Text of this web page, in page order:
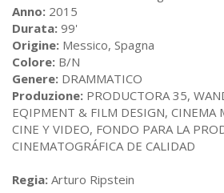
Anno: 2015
Durata: 99'
Origine: Messico, Spagna
Colore: B/N
Genere: DRAMMATICO
Produzione: PRODUCTORA 35,
EQIPMENT & FILM DESIGN, CINEMA
CINE Y VIDEO, FONDO PARA LA
CINEMATOGRÁFICA DE CALIDAD
Regia: Arturo Ripstein